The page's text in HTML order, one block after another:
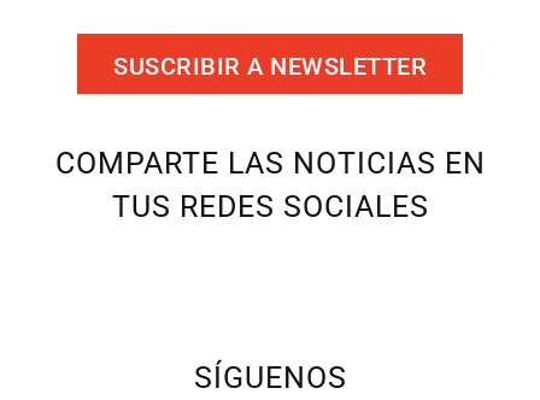
SUSCRIBIR A NEWSLETTER
COMPARTE LAS NOTICIAS EN
TUS REDES SOCIALES
SÍGUENOS